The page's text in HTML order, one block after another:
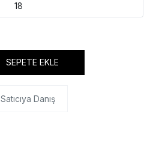
18
SEPETE EKLE
Satıcıya Danış